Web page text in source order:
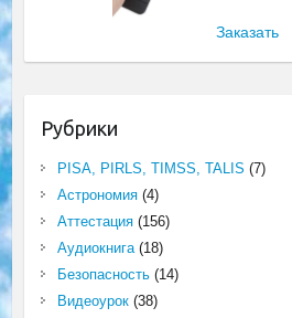
Заказать
Рубрики
PISA, PIRLS, TIMSS, TALIS (7)
Астрономия(4)
Аттестация(156)
Аудиокнига(18)
Безопасность(14)
Видеоурок(38)